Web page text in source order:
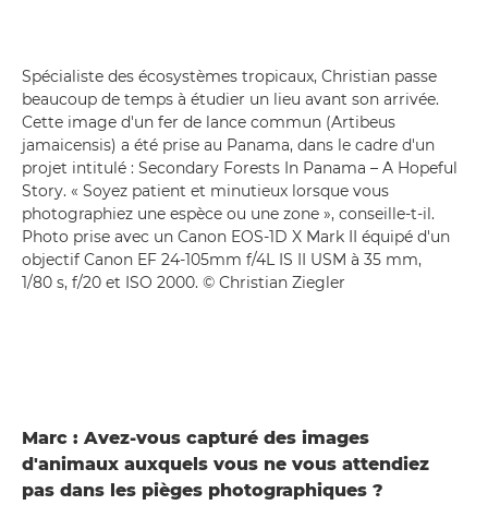
Spécialiste des écosystèmes tropicaux, Christian passe
beaucoup de temps à étudier un lieu avant son arrivée.
Cette image d'un fer de lance commun (Artibeus
jamaicensis) a été prise au Panama, dans le cadre d'un
projet intitulé : Secondary Forests In Panama – A Hopeful
Story. « Soyez patient et minutieux lorsque vous
photographiez une espèce ou une zone », conseille-t-il.
Photo prise avec un Canon EOS-1D X Mark II équipé d'un
objectif Canon EF 24-105mm f/4L IS II USM à 35 mm,
1/80 s, f/20 et ISO 2000. © Christian Ziegler
Marc : Avez-vous capturé des images
d'animaux auxquels vous ne vous attendiez
pas dans les pièges photographiques ?